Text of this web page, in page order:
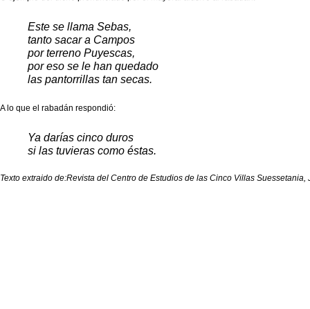
Este se llama Sebas,
tanto sacar a Campos
por terreno Puyescas,
por eso se le han quedado
las pantorrillas tan secas.
A lo que el rabadán respondió:
Ya darías cinco duros
si las tuvieras como éstas.
Texto extraido de:Revista del Centro de Estudios de las Cinco Villas Suessetania,